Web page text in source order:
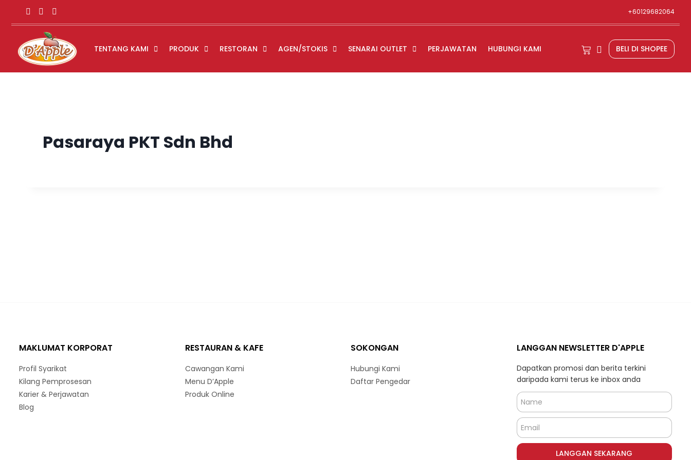
+60129682064
TENTANG KAMI PRODUK RESTORAN AGEN/STOKIS SENARAI OUTLET PERJAWATAN HUBUNGI KAMI BELI DI SHOPEE
Pasaraya PKT Sdn Bhd
MAKLUMAT KORPORAT
Profil Syarikat
Kilang Pemprosesan
Karier & Perjawatan
Blog
RESTAURAN & KAFE
Cawangan Kami
Menu D’Apple
Produk Online
SOKONGAN
Hubungi Kami
Daftar Pengedar
LANGGAN NEWSLETTER D'APPLE
Dapatkan promosi dan berita terkini
daripada kami terus ke inbox anda
LANGGAN SEKARANG